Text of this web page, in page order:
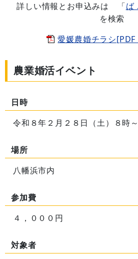
詳しい情報とお申込みは 「ば
を検索
愛媛農婚チラシ
農業婚活イベント
日時
令和８年２月２８日（土）８時
場所
八幡浜市内
参加費
４，０００円
対象者